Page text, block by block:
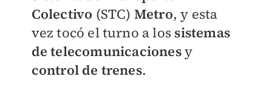
Colectivo (STC) Metro, y esta
vez tocó el turno a los sistemas
detelecomunicacionesy
control de trenes.